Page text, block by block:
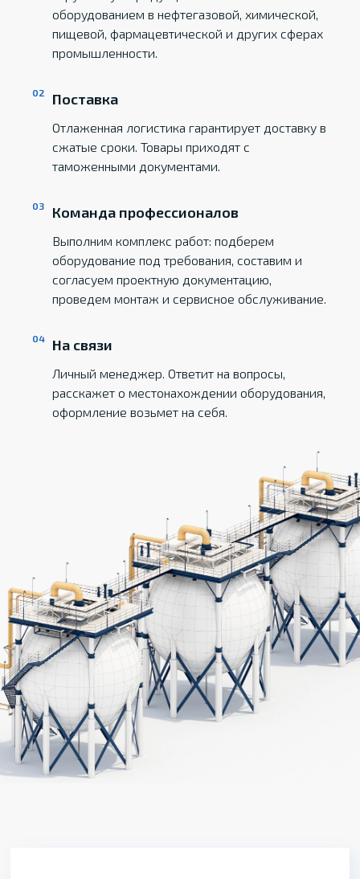
оборудованием в нефтегазовой, химической,
пищевой, фармацевтической и других сферах
промышленности.
Поставка
Отлаженная логистика гарантирует доставку в
сжатые сроки. Товары приходят с
таможенными документами.
Команда профессионалов
Выполним комплекс работ: подберем
оборудование под требования, составим и
согласуем проектную документацию,
проведем монтаж и сервисное обслуживание.
На связи
Личный менеджер. Ответит на вопросы,
расскажет о местонахождении оборудования,
оформление возьмет на себя.